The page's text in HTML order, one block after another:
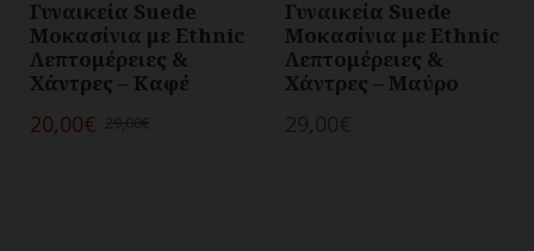
Γυναικεία Suede
Μοκασίνια με Ethnic
Λεπτομέρειες &
Χάντρες – Καφέ
20,00€
Γυναικεία Suede
Μοκασίνια με Ethnic
Λεπτομέρειες &
Χάντρες – Μαύρο